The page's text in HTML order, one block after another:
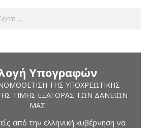
Υπογραφών
ΤΗΣ ΥΠΟΧΡΕΩΤΙΚΉΣ
ΤΙΜΉΣ ΕΞΑΓΟΡΆΣ ΤΩΝ ΔΑΝΕΊΩΝ
ΜΑΣ
από την ελληνική κυβέρνηση να